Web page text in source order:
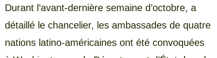
Durant l’avant-dernière semaine d’octobre, a
détaillé le chancelier, les ambassades de quatre
nations latino-américaines ont été convoquées